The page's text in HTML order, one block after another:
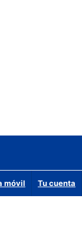
móvil Tu cuenta